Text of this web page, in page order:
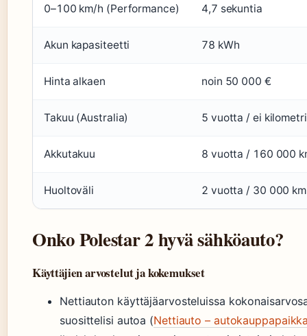
0–100 km/h (Performance) 4,7 sekuntia
Akun kapasiteetti 78 kWh
Hinta alkaen noin 50 000 €
Takuu (Australia) 5 vuotta / ei
Akkutakuu 8 vuotta / 160 000
Huoltoväli 2 vuotta / 30 000
Onko Polestar 2 hyvä sähköauto?
Käyttäjien arvostelut ja kokemukset
Nettiauton käyttäjäarvosteluissa
suosittelisi autoa (Nettiauto –